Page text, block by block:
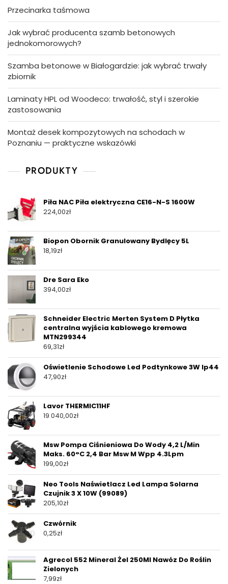
Przecinarka taśmowa
Jak wybrać producenta szamb betonowych
jednokomorowych?
Szamba betonowe w Białogardzie: jak wybrać trwały
zbiornik
Laminaty HPL od Woodeco: trwałość, styl i szerokie
zastosowania
Montaż desek kompozytowych na schodach w
Poznaniu — praktyczne wskazówki
PRODUKTY
Piła NAC Piła elektryczna CE16-N-S 1600W
224,00zł
Biopon Obornik Granulowany Bydlęcy 5L
18,19zł
Dre Sara Eko
394,00zł
Schneider Electric Merten System D Płytka
centralna wyjścia kablowego kremowa
MTN299344
69,31zł
Oświetlenie Schodowe Led Podtynkowe 3W Ip44
47,90zł
Lavor THERMIC11HF
19 040,00zł
Msw Pompa Ciśnieniowa Do Wody 4,2 L/Min
Maks. 60°C 2,4 Bar Msw M Wpp 4.3Lpm
199,00zł
Neo Tools Naświetlacz Led Lampa Solarna
Czujnik 3 X 10W (99089)
205,10zł
Czwórnik
0,25zł
Agrecol 552 Mineral Żel 250Ml Nawóz Do Roślin
Zielonych
7,99zł